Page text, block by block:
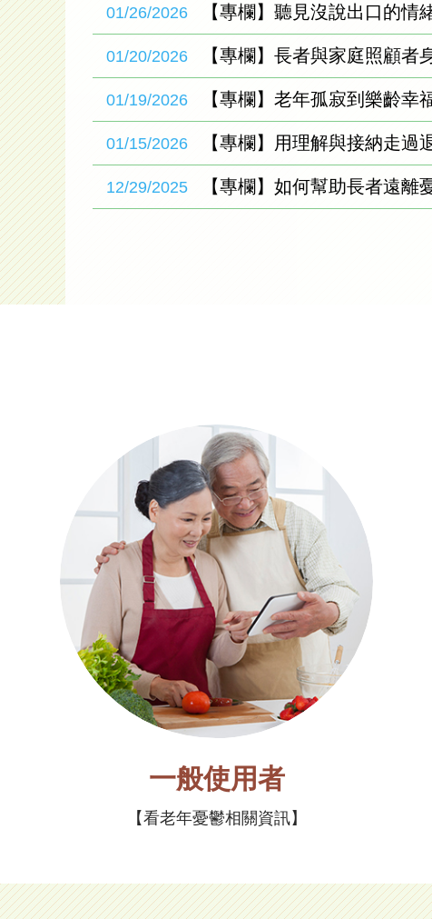
01/26/2026
01/20/2026
01/19/2026
01/15/2026 【專欄】用理解與接納走過
12/29/2025 【專欄】如何幫助長者遠離
一般使用者
看老年憂鬱相關資訊